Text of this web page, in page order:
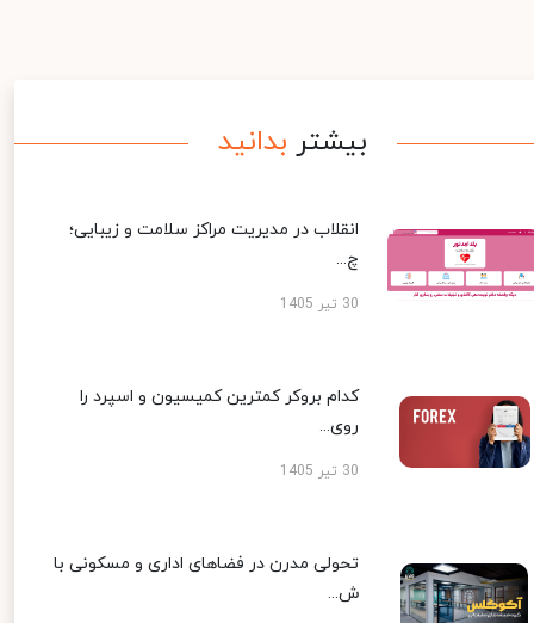
بیشتر بدانید
انقلاب در مدیریت مراکز سلامت و زیبایی؛
چ...
30 تیر 1405
کدام بروکر کمترین کمیسیون و اسپرد را
روی...
30 تیر 1405
تحولی مدرن در فضاهای اداری و مسکونی با
ش...